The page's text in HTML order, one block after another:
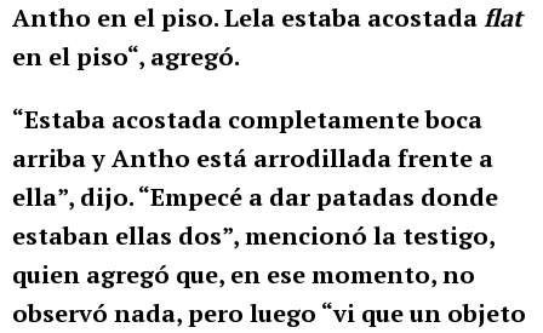
Antho en el piso. Lela estaba acostadaflat
en el piso“, agregó.
“Estaba acostada completamente boca
arriba y Antho está arrodillada frente a
ella”, dijo. “Empecé a dar patadas donde
estaban ellas dos”, mencionó la testigo,
quien agregó que, en ese momento, no
observó nada, pero luego “vi que un objeto